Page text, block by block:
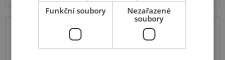
GROWLER XOR
Funkční soubory
Nezařazené
soubory